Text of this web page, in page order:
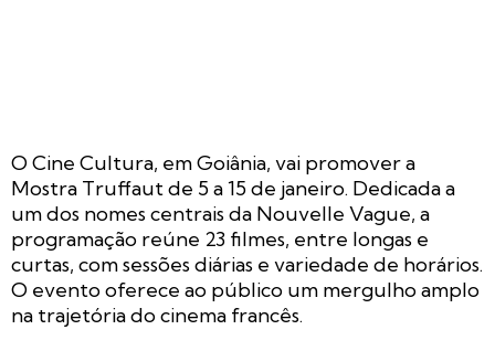
O Cine Cultura, em Goiânia, vai promover a
Mostra Truffaut de 5 a 15 de janeiro. Dedicada a
um dos nomes centrais da Nouvelle Vague, a
programação reúne 23 filmes, entre longas e
curtas, com sessões diárias e variedade de horários.
O evento oferece ao público um mergulho amplo
na trajetória do cinema francês.